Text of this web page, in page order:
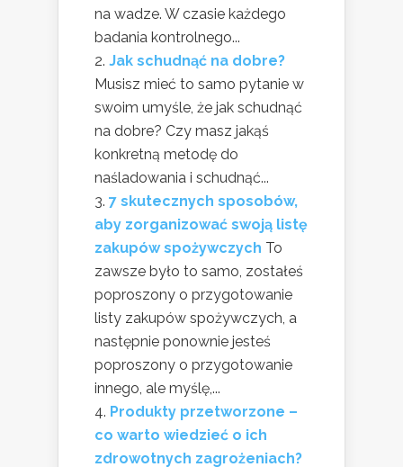
na wadze. W czasie każdego
badania kontrolnego...
Jak schudnąć na dobre?
Musisz mieć to samo pytanie w
swoim umyśle, że jak schudnąć
na dobre? Czy masz jakąś
konkretną metodę do
naśladowania i schudnąć...
7 skutecznych sposobów,
aby zorganizować swoją listę
zakupów spożywczych To
zawsze było to samo, zostałeś
poproszony o przygotowanie
listy zakupów spożywczych, a
następnie ponownie jesteś
poproszony o przygotowanie
innego, ale myślę,...
Produkty przetworzone –
co warto wiedzieć o ich
zdrowotnych zagrożeniach?